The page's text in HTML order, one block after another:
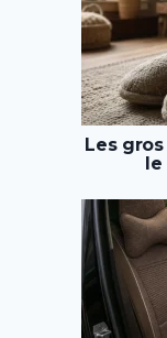
Les
le